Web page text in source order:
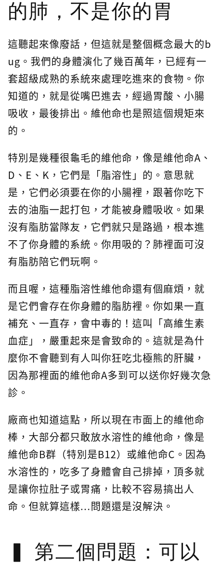
的肺，不是你的胃
這聽起來像廢話，但這就是整個概念最大的b
ug。我們的身體演化了幾百萬年，已經有一
套超級成熟的系統來處理吃進來的食物。你
知道的，就是從嘴巴進去，經過胃酸、小腸
吸收，最後排出。維他命也是照這個規矩來
的。
特別是幾種很龜毛的維他命，像是維他命A、
D、E、K，它們是「脂溶性」的。意思就
是，它們必須要在你的小腸裡，跟著你吃下
去的油脂一起打包，才能被身體吸收。如果
沒有脂肪當隊友，它們就只是路過，根本進
不了你身體的系統。你用吸的？肺裡面可沒
有脂肪陪它們玩啊。
而且喔，這種脂溶性維他命還有個麻煩，就
是它們會存在你身體的脂肪裡。你如果一直
補充、一直存，會中毒的！這叫「高維生素
血症」，嚴重起來是會致命的。這就是為什
麼你不會聽到有人叫你狂吃北極熊的肝臟，
因為那裡面的維他命A多到可以送你好幾次急
診。
廠商也知道這點，所以現在市面上的維他命
棒，大部分都只敢放水溶性的維他命，像是
維他命B群（特別是B12）或維他命C。因為
水溶性的，吃多了身體會自己排掉，頂多就
是讓你拉肚子或胃痛，比較不容易搞出人
命。但就算這樣...問題還是沒解決。
第二個問題：可以